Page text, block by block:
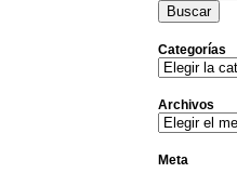
Categorías
Categorías
Archivos
Archivos
Meta